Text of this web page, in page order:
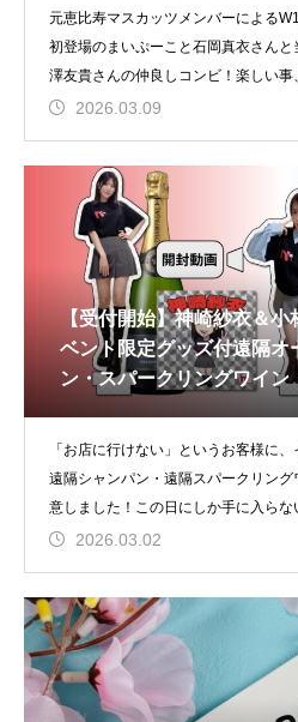
元恵比寿マスカッツメンバーによる
初登場のまいぷーこと石岡真衣さん
澤友貴さんの仲良しコンビ！楽しい
たらそこは間違い
2026.03.09
【受付開始】神崎紗衣＆
ベント限定グッズ付遠隔オ
ン・スパークリングワイン
「お店に行けない」というお客様に
遠隔シャンパン・遠隔スパークリン
意しました！この日にしか手に入ら
の開封動画
2026.03.02